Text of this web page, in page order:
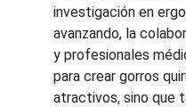
investigación en
avanzando, la
y profesionales
para crear gorros
atractivos, sino que